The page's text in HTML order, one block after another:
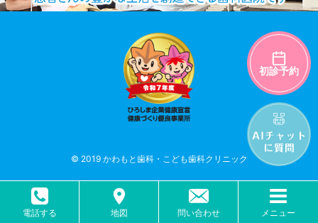
電話する 地図 問い合わせ メニュー
初診予約
© 2019 かわもと歯科・こども歯科クリニック